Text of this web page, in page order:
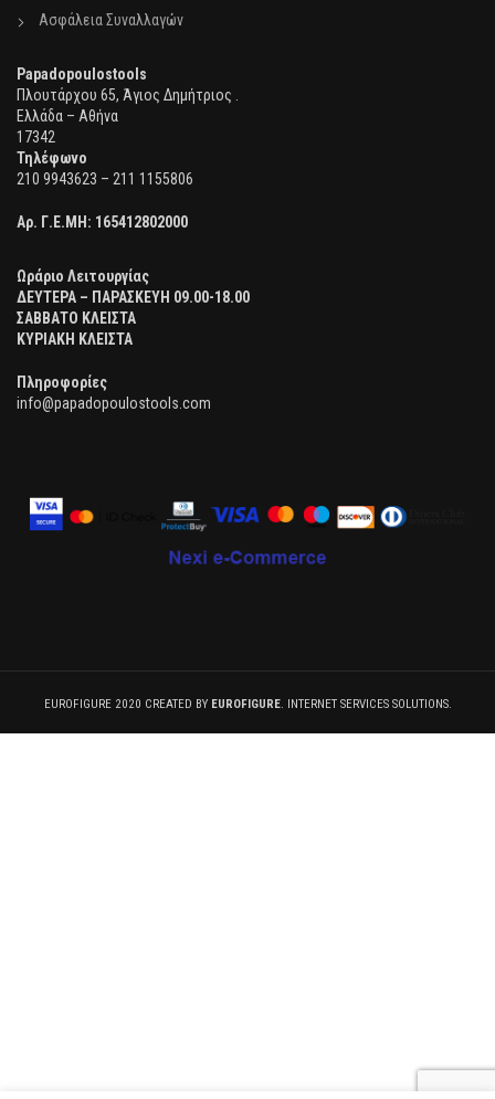
Ασφάλεια Συναλλαγών
Papadopoulostools
Πλουτάρχου 65, Άγιος Δημήτριος .
Ελλάδα – Αθήνα
17342
Τηλέφωνο
210 9943623 – 211 1155806
Αρ. Γ.Ε.ΜΗ: 165412802000
Ωράριο Λειτουργίας
ΔΕΥΤΕΡΑ – ΠΑΡΑΣΚΕΥΗ 09.00-18.00
ΣΑΒΒΑΤΟ ΚΛΕΙΣΤΑ
ΚΥΡΙΑΚΗ ΚΛΕΙΣΤΑ
Πληροφορίες
info@papadopoulostools.com
EUROFIGURE 2020 CREATED BY EUROFIGURE. INTERNET SERVICES SOLUTIONS.